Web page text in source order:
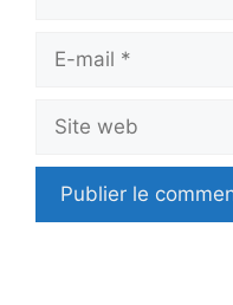
mail
web